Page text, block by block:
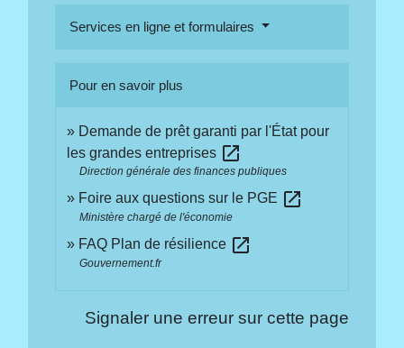
Services en ligne et formulaires
Pour en savoir plus
Demande de prêt garanti par l'État pour
les grandes entreprises open_in_new
Direction générale des finances publiques
Foire aux questions sur le PGE open_in_new
Ministère chargé de l'économie
FAQ Plan de résilience open_in_new
Gouvernement.fr
Signaler une erreur sur cette page